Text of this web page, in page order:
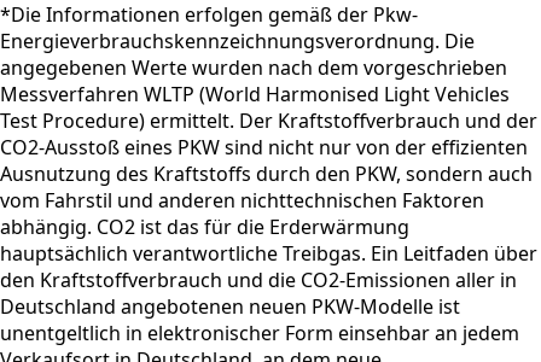
*Die Informationen erfolgen gemäß der Pkw-
Energieverbrauchskennzeichnungsverordnung. Die
angegebenen Werte wurden nach dem vorgeschrieben
Messverfahren WLTP (World Harmonised Light Vehicles
Test Procedure) ermittelt. Der Kraftstoffverbrauch und der
CO2-Ausstoß eines PKW sind nicht nur von der effizienten
Ausnutzung des Kraftstoffs durch den PKW, sondern auch
vom Fahrstil und anderen nichttechnischen Faktoren
abhängig. CO2 ist das für die Erderwärmung
hauptsächlich verantwortliche Treibgas. Ein Leitfaden über
den Kraftstoffverbrauch und die CO2-Emissionen aller in
Deutschland angebotenen neuen PKW-Modelle ist
unentgeltlich in elektronischer Form einsehbar an jedem